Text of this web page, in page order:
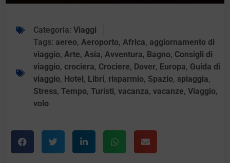
Categoria: Viaggi
Tags: aereo, Aeroporto, Africa, aggiornamento di
viaggio, Arte, Asia, Avventura, Bagno, Consigli di
viaggio,crociera, Crociere, Dover, Europa, Guida di
viaggio, Hotel, Libri, risparmio, Spazio, spiaggia,
Stress,Tempo,Turisti,vacanza,vacanze,Viaggio,
volo